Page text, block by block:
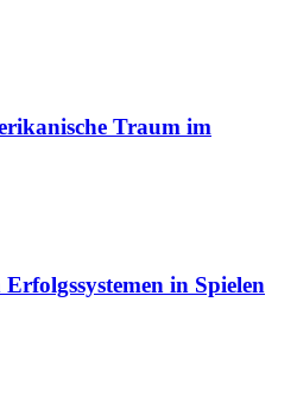
Traum im
in Spielen